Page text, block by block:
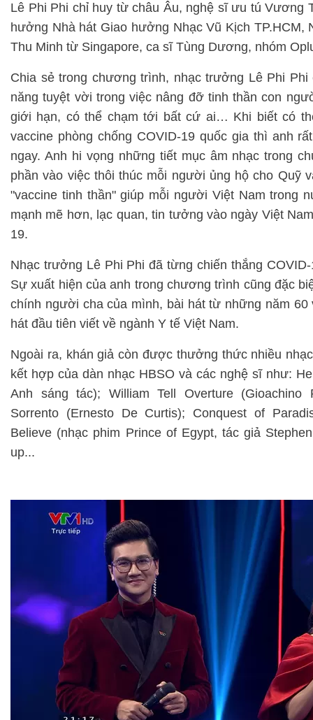
Lê Phi Phi chỉ huy từ châu Âu, nghệ sĩ ưu tú Vương
hưởng Nhà hát Giao hưởng Nhạc Vũ Kịch TP.HCM,
Thu Minh từ Singapore, ca sĩ Tùng Dương, nhóm
Chia sẻ trong chương trình, nhạc trưởng Lê Phi Phi
năng tuyệt vời trong việc nâng đỡ tinh thần con
giới hạn, có thể chạm tới bất cứ ai… Khi biết có
vaccine phòng chống COVID-19 quốc gia thì anh
ngay. Anh hi vọng những tiết mục âm nhạc trong
phần vào việc thôi thúc mỗi người ủng hộ cho Quỹ
"vaccine tinh thần" giúp mỗi người Việt Nam trong
mạnh mẽ hơn, lạc quan, tin tưởng vào ngày Việt
19.
Nhạc trưởng Lê Phi Phi đã từng chiến thắng
Sự xuất hiện của anh trong chương trình cũng đặc
chính người cha của mình, bài hát từ những năm 60
hát đầu tiên viết về ngành Y tế Việt Nam.
Ngoài ra, khán giả còn được thưởng thức nhiều
kết hợp của dàn nhạc HBSO và các nghệ sĩ như:
Anh sáng tác); William Tell Overture (Gioachino
Sorrento (Ernesto De Curtis); Conquest of
Believe (nhạc phim Prince of Egypt, tác giả
up...